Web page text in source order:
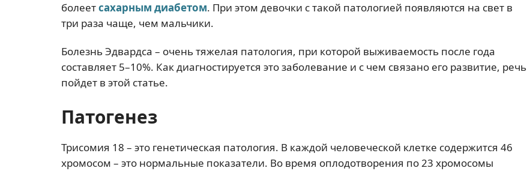
болеетсахарным диабетом. При этом девочки с такой патологией появляются на свет в
три раза чаще, чем мальчики.
Болезнь Эдвардса – очень тяжелая патология, при которой выживаемость после года
составляет 5–10%. Как диагностируется это заболевание и с чем связано его развитие, речь
пойдет в этой статье.
Патогенез
Трисомия 18 – это генетическая патология. В каждой человеческой клетке содержится 46
хромосом – это нормальные показатели. Во время оплодотворения по 23 хромосомы